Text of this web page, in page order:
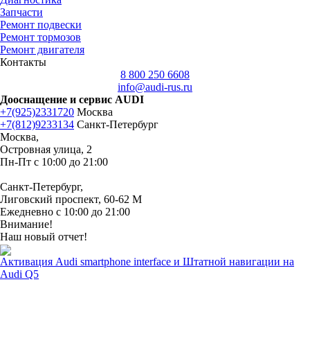
Запчасти
Ремонт подвески
Ремонт тормозов
Ремонт двигателя
Контакты
8 800 250 6608
info@audi-rus.ru
Дооснащение и сервис AUDI
+7(925)2331720 Москва
+7(812)9233134 Санкт-Петербург
Москва,
Островная улица, 2
Пн-Пт с 10:00 до 21:00
Санкт-Петербург,
Лиговский проспект, 60-62 М
Ежедневно с 10:00 до 21:00
Внимание!
Наш новый отчет!
Активация Audi smartphone interface и Штатной навигации на
Audi Q5